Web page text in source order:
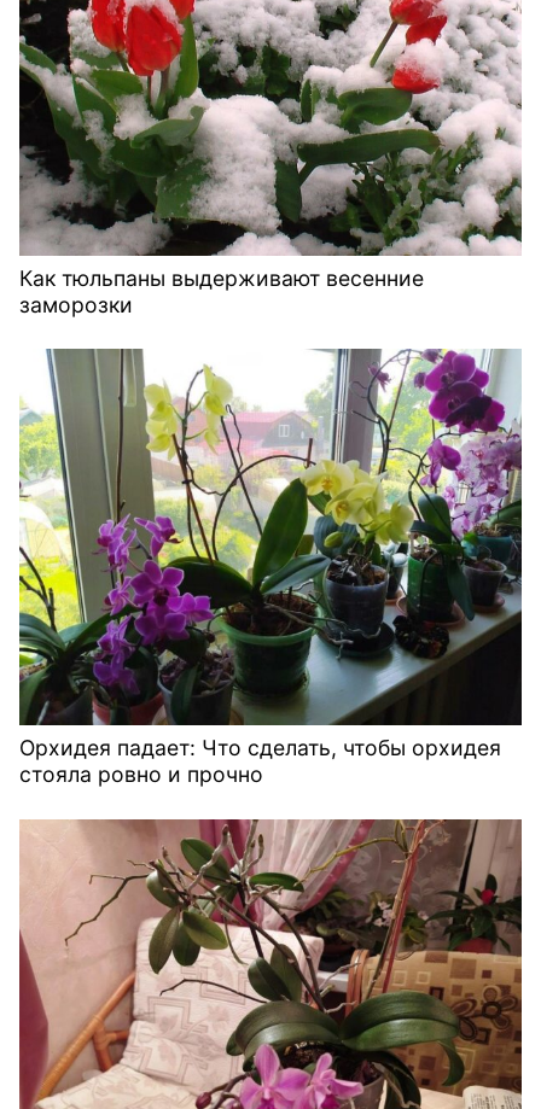
Как тюльпаны выдерживают весенние
заморозки
Орхидея падает: Что сделать, чтобы орхидея
стояла ровно и прочно